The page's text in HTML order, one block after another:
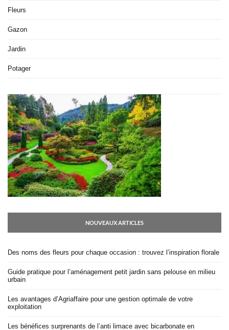
Fleurs
Gazon
Jardin
Potager
NOUVEAUX ARTICLES
Des noms des fleurs pour chaque occasion : trouvez l’inspiration florale
Guide pratique pour l’aménagement petit jardin sans pelouse en milieu
urbain
Les avantages d’Agriaffaire pour une gestion optimale de votre
exploitation
Les bénéfices surprenants de l’anti limace avec bicarbonate en